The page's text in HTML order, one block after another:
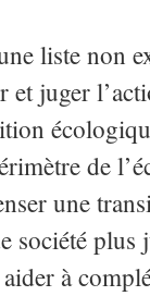
liste non
et juger
de
une
société plus
à